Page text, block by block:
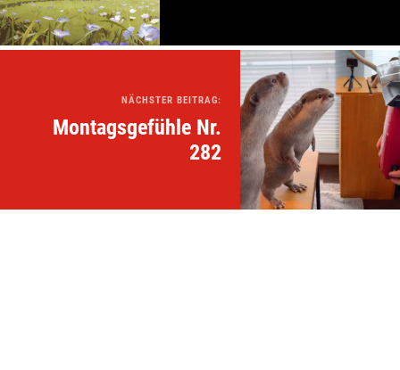
NÄCHSTER BEITRAG:
Montagsgefühle Nr.
282